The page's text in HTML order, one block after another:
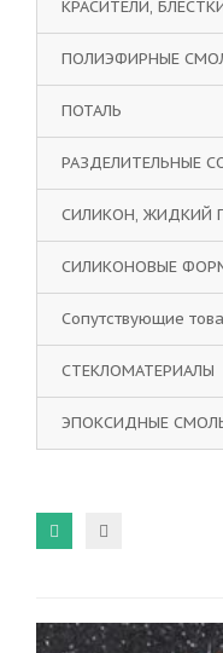
КРАСИТЕЛИ,
ПОЛИЭФИРНЫЕ
ПОТАЛЬ
РАЗДЕЛИТЕЛЬНЫЕ
СИЛИКОН, ЖИДКИЙ
СИЛИКОНОВЫЕ
Сопутствующие
СТЕКЛОМАТЕРИАЛЫ
ЭПОКСИДНЫЕ